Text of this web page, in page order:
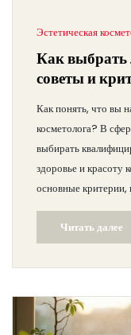
Эстетическая
Как выбрать
советы и
Как понять, что вы
косметолога? В
выбирать
здоровье и красоту
основные
профессионализм
обратить внимание
задать.
Читать далее